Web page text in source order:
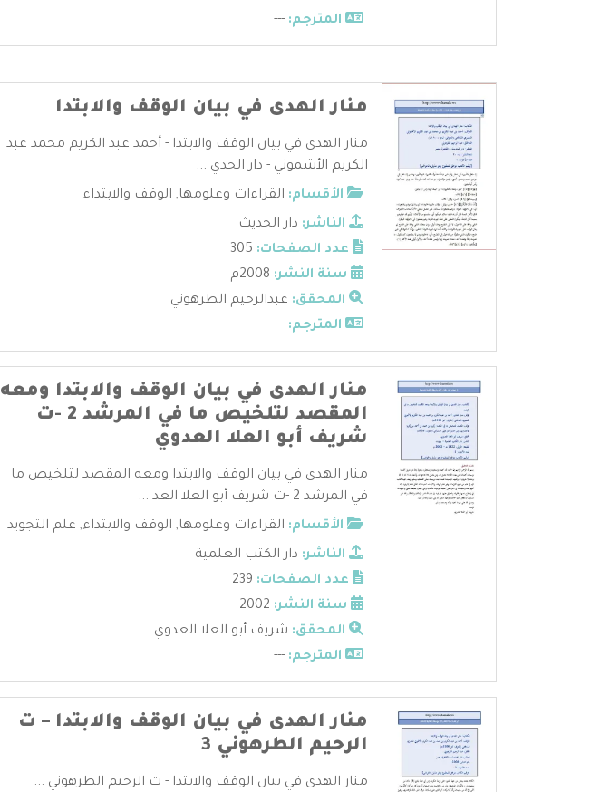
المترجم: ---
منار الهدى في بيان الوقف والابتدا
منار الهدى في بيان الوقف والابتدا - أحمد عبد الكريم محمد عبد
الكريم الأشموني - دار الحدي ...
الأقسام: القراءات وعلومها, الوقف والابتداء
الناشر: دار الحديث
عدد الصفحات:
سنة النشر:
المحقق: عبدالرحيم الطرهوني
المترجم: ---
منار الهدى في بيان الوقف والابتدا ومعه
المقصد لتلخيص ما في المرشد 2 -ت
شريف أبو العلا العدوي
منار الهدى في بيان الوقف والابتدا ومعه المقصد لتلخيص ما
في المرشد 2 -ت شريف أبو العلا العد ...
الأقسام: القراءات وعلومها, الوقف والابتداء, علم التجويد
الناشر: دار الكتب العلمية
عدد الصفحات:
سنة النشر:
المحقق: شريف أبو العلا العدوي
المترجم: ---
منار الهدى في بيان الوقف والابتدا – ت
الرحيم الطرهوني 3
منار الهدى في بيان الوقف والابتدا - ت الرحيم الطرهوني ...